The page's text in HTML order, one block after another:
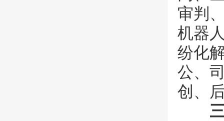
审判
机器
纷化
公、
创、